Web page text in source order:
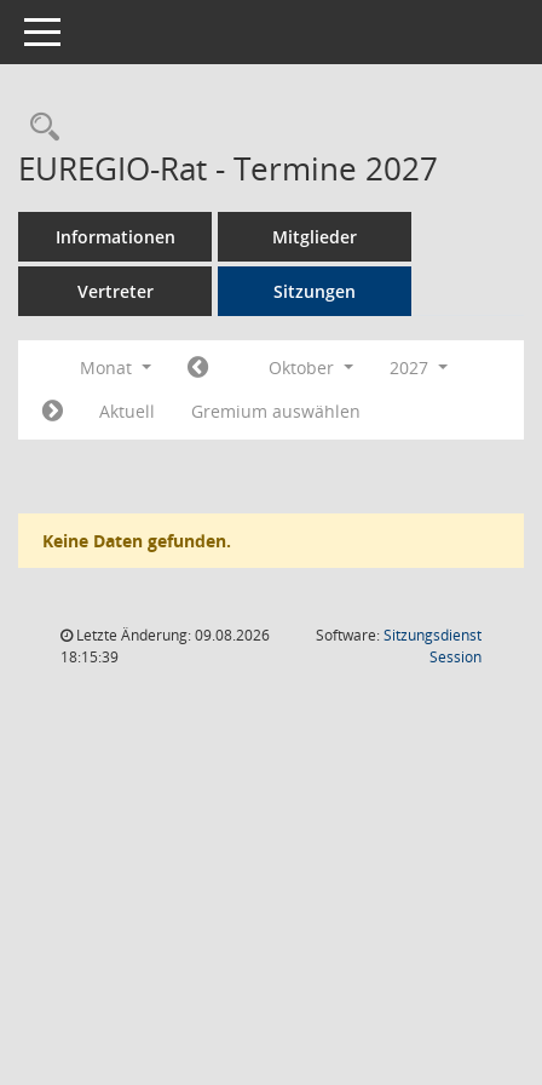
Toggle navigation
Rechercheauswahl
EUREGIO-Rat - Termine 2027
Informationen Mitglieder
Vertreter Sitzungen
Monat Oktober
2027
Aktuell
Gremium auswählen
Keine Daten gefunden.
Letzte Änderung: 09.08.2026
18:15:39
Software:Sitzungsdienst
Session(Wird in